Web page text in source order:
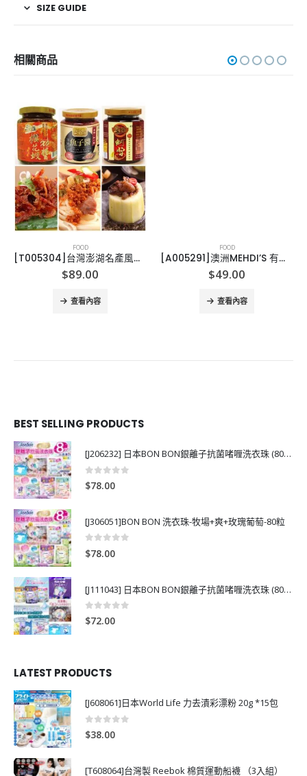
SIZE GUIDE
相關商品
FOOD
[T005304]台灣澎湖名產風味醬
$89.00
查看內容
FOOD
[A005291]澳洲MEHDI’S 有機喜馬拉雅山粉紅鹽
$49.00
查看內容
BEST SELLING PRODUCTS
[J206232] 日本BON BON銀離子抗菌啫喱洗衣珠 (80粒)
0
$78.00
[J306051]BON BON 洗衣珠-牧場+爽+玫瑰葡萄-80粒
0
$78.00
[J111043] 日本BON BON銀離子抗菌啫喱洗衣珠 (80粒)
0out of 5
$72.00
LATEST PRODUCTS
[J608061]日本World Life 力去漬彩漂粉 20g *15包
0
$38.00
[T608064]台灣製 Reebok 棉質運動船襪 （3入組）